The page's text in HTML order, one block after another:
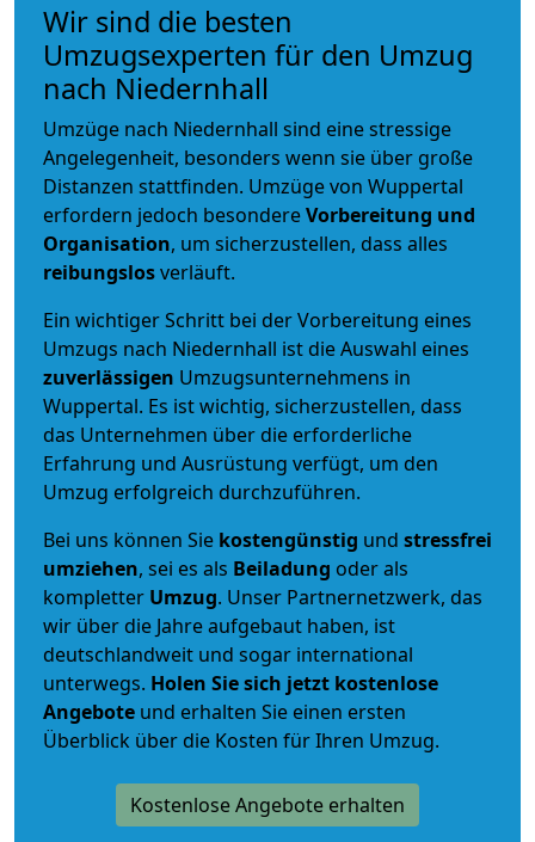
Wir sind die besten
Umzugsexperten für den Umzug
nach Niedernhall
Umzüge nach Niedernhall sind eine stressige
Angelegenheit, besonders wenn sie über große
Distanzen stattfinden. Umzüge von Wuppertal
erfordern jedoch besondereVorbereitung und
Organisation, um sicherzustellen, dass alles
reibungslosverläuft.
Ein wichtiger Schritt bei der Vorbereitung eines
Umzugs nach Niedernhall ist die Auswahl eines
zuverlässigen Umzugsunternehmens in
Wuppertal. Es ist wichtig, sicherzustellen, dass
das Unternehmen über die erforderliche
Erfahrung und Ausrüstung verfügt, um den
Umzug erfolgreich durchzuführen.
Bei uns können Sie kostengünstig und stressfrei
umziehen, sei es als Beiladung oder als
kompletter Umzug. Unser Partnernetzwerk, das
wir über die Jahre aufgebaut haben, ist
deutschlandweit und sogar international
unterwegs. Holen Sie sich jetzt kostenlose
Angebote und erhalten Sie einen ersten
Überblick über die Kosten für Ihren Umzug.
Kostenlose Angebote erhalten